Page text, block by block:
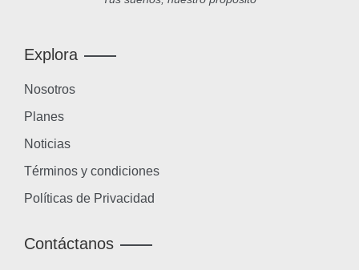
Explora
Nosotros
Planes
Noticias
Términos y condiciones
Políticas de Privacidad
Contáctanos